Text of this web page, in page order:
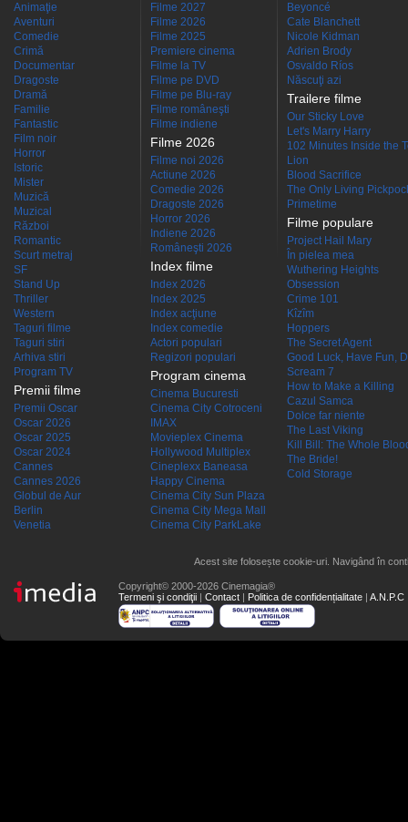
Animaţie
Aventuri
Comedie
Crimă
Documentar
Dragoste
Dramă
Familie
Fantastic
Film noir
Horror
Istoric
Mister
Muzică
Muzical
Război
Romantic
Scurt metraj
SF
Stand Up
Thriller
Western
Taguri filme
Taguri stiri
Arhiva stiri
Program TV
Premii filme
Premii Oscar
Oscar 2026
Oscar 2025
Oscar 2024
Cannes
Cannes 2026
Globul de Aur
Berlin
Venetia
Filme 2027
Filme 2026
Filme 2025
Premiere cinema
Filme la TV
Filme pe DVD
Filme pe Blu-ray
Filme româneşti
Filme indiene
Filme 2026
Filme noi 2026
Actiune 2026
Comedie 2026
Dragoste 2026
Horror 2026
Indiene 2026
Româneşti 2026
Index filme
Index 2026
Index 2025
Index acţiune
Index comedie
Actori populari
Regizori populari
Program cinema
Cinema Bucuresti
Cinema City Cotroceni
IMAX
Movieplex Cinema
Hollywood Multiplex
Cineplexx Baneasa
Happy Cinema
Cinema City Sun Plaza
Cinema City Mega Mall
Cinema City ParkLake
Beyoncé
Cate Blanchett
Nicole Kidman
Adrien Brody
Osvaldo Ríos
Născuţi azi
Trailere filme
Our Sticky Love
Let's Marry Harry
102 Minutes Inside the
Lion
Blood Sacrifice
The Only Living
Primetime
Filme populare
Project Hail Mary
În pielea mea
Wuthering Heights
Obsession
Crime 101
Kîzîm
Hoppers
The Secret Agent
Good Luck, Have Fun,
Scream 7
How to Make a Killing
Cazul Samca
Dolce far niente
The Last Viking
Kill Bill: The Whole
The Bride!
Cold Storage
Acest site folosește cookie-uri. Navigând în
Copyright© 2000-2026 Cinemagia®
Termeni şi condiţii | Contact | Politica de confidențialitate | A.N.P.C